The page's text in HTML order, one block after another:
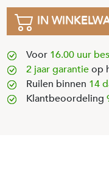
IN
Voor 16.00 uur
2 jaar garantieop
Ruilen binnen 14
Klantbeoordeling